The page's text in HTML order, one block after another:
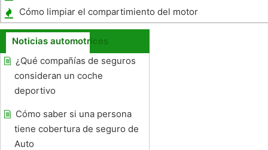
Cómo limpiar el compartimiento del motor
después del uso de un extintor ABC
Noticias automotrices
¿Qué compañías de seguros
consideran un coche
deportivo
Cómo saber si una persona
tiene cobertura de seguro de
Auto